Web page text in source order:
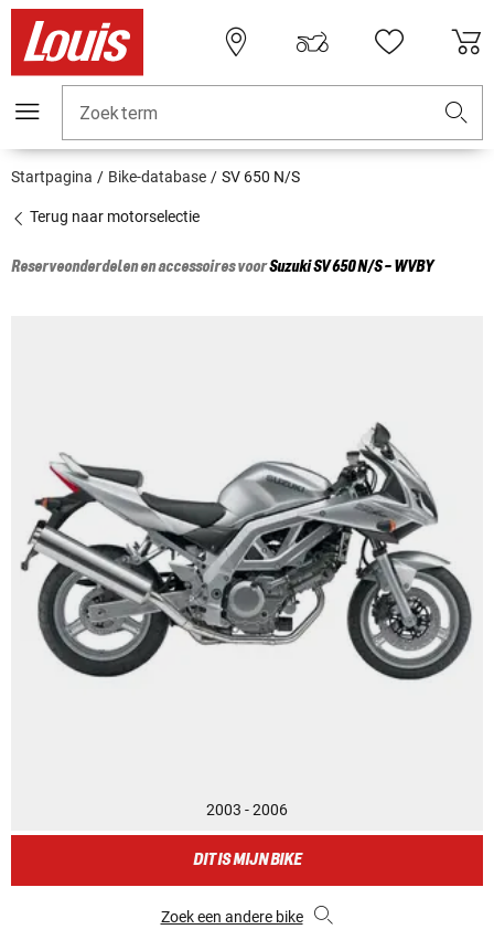
Zoekterm
Startpagina Bike-database SV 650 N/S
Terug naar motorselectie
Reserveonderdelen en accessoires voorSuzukiSV 650 N/S - WVBY
2003 - 2006
DIT IS MIJN BIKE
Zoek een andere bike